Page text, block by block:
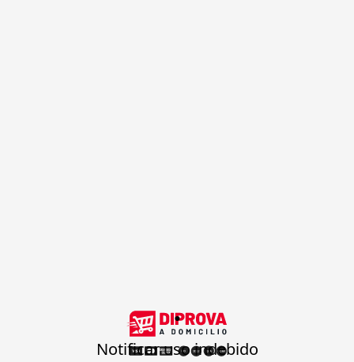
.
Notificar uso indebido